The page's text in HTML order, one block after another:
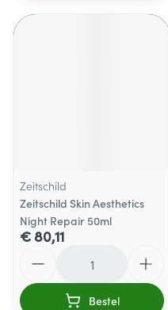
Zeitschild
Zeitschild Skin Aesthetics
Night Repair 50ml
€ 80,11
Bestel